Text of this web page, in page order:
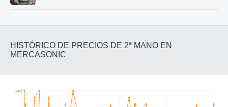
HISTÓRICO DE PRECIOS DE 2ª MANO EN
MERCASONIC
100 €